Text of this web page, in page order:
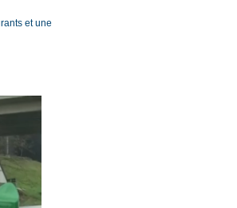
et une